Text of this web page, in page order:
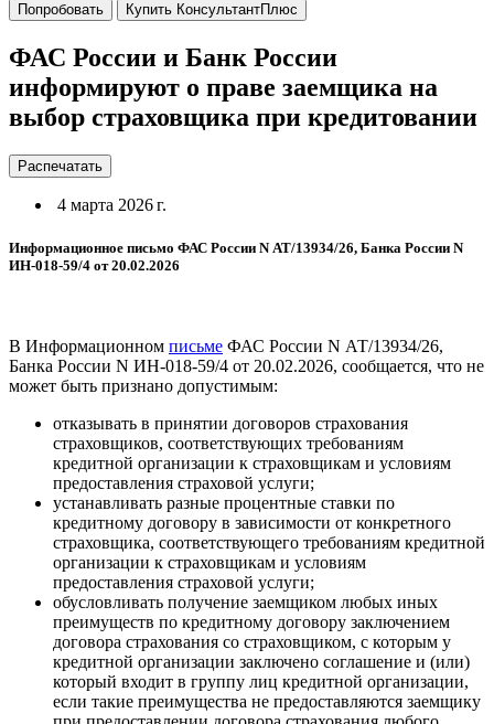
Попробовать Купить КонсультантПлюс
ФАС России и Банк России
информируют о праве заемщика на
выбор страховщика при кредитовании
Распечатать
4 марта 2026 г.
Информационное письмо ФАС России N АТ/13934/26, Банка России N
ИН-018-59/4 от 20.02.2026
В Информационном письме ФАС России N АТ/13934/26,
Банка России N ИН-018-59/4 от 20.02.2026, сообщается, что не
может быть признано допустимым:
отказывать в принятии договоров страхования
страховщиков, соответствующих требованиям
кредитной организации к страховщикам и условиям
предоставления страховой услуги;
устанавливать разные процентные ставки по
кредитному договору в зависимости от конкретного
страховщика, соответствующего требованиям кредитной
организации к страховщикам и условиям
предоставления страховой услуги;
обусловливать получение заемщиком любых иных
преимуществ по кредитному договору заключением
договора страхования со страховщиком, с которым у
кредитной организации заключено соглашение и (или)
который входит в группу лиц кредитной организации,
если такие преимущества не предоставляются заемщику